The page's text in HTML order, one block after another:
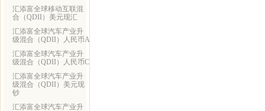
汇添富全球移动互联混
合（QDII）美元现汇
汇添富全球汽车产业升
级混合（QDII）人民币A
汇添富全球汽车产业升
级混合（QDII）人民币C
汇添富全球汽车产业升
级混合（QDII）美元现
钞
汇添富全球汽车产业升